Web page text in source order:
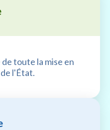
toute la mise en
l'État.